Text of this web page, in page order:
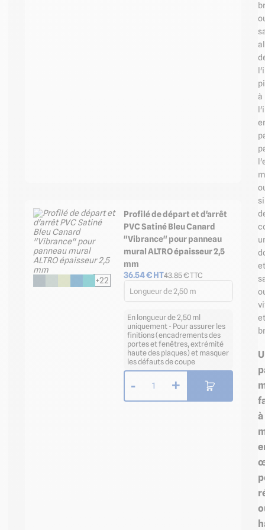
+22
Profilé de départ et d'arrêt
PVC Satiné Bleu Canard
"Vibrance" pour panneau
mural ALTRO épaisseur 2,5
mm
36.54€ HT43.85€ TTC
Longueur de 2,50 m
En longueur de 2,50 ml
uniquement - Pour assurer les
finitions (encadrements des
portes et fenêtres, extrémité
haute des plaques) et masquer
les défauts de coupe
- 1 +
à
et
et
à